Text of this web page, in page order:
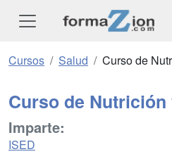
Cursos Salud Curso de
Curso de
Imparte:
ISED